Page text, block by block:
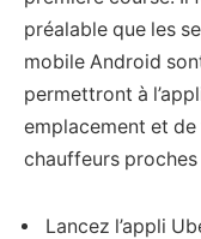
préalable que les
mobile Android
permettront à
emplacement et
chauffeurs
Lancez l’appli